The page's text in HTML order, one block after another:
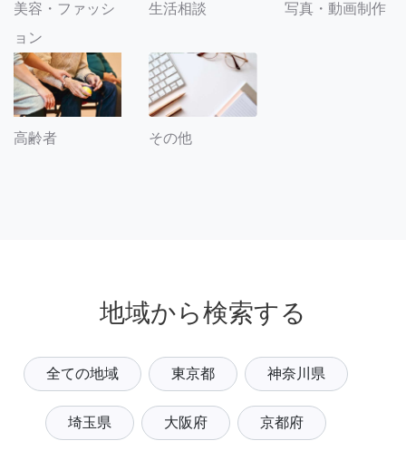
美容・ファッシ
ョン
生活相談 写真・動画制作
高齢者 その他
地域から検索する
全ての地域 東京都 神奈川県
埼玉県 大阪府 京都府